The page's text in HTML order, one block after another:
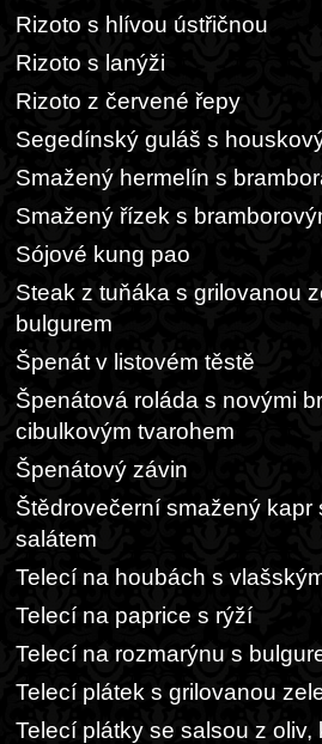
Rizoto s hlívou ústřičnou
Rizoto s lanýži
Rizoto z červené řepy
Segedínský guláš s
Smažený hermelín s
Smažený řízek s
Sójové kung pao
Steak z tuňáka s grilovanou
bulgurem
Špenát v listovém těstě
Špenátová roláda s novými
cibulkovým tvarohem
Špenátový závin
Štědrovečerní smažený kapr
salátem
Telecí na houbách s
Telecí na paprice s rýží
Telecí na rozmarýnu s
Telecí plátek s grilovanou
Telecí plátky se salsou z oliv,